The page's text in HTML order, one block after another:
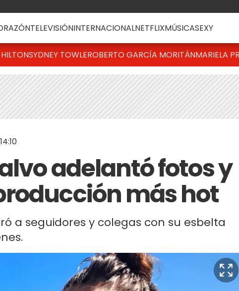
TELEVISIÓNINTERNACIONALNETFLIXMÚSICASEXY
SYDNEY TOWLEROBERTO GARCÍA MORITÁNMARIELA
adelantó fotos y
más hot
a seguidores y colegas con su esbelta